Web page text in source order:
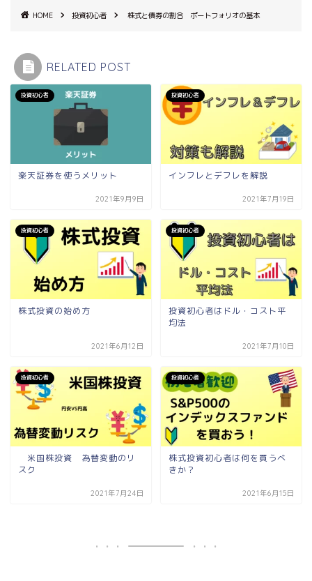
HOME 投資初心者 株式と債券の割合 ポートフォリオの基本
RELATED POST
投資初心者
楽天証券を使うメリット
2021年9月9日
投資初心者
インフレとデフレを解説
2021年7月19日
投資初心者
株式投資の始め方
2021年6月12日
投資初心者
投資初心者はドル・コスト平
均法
2021年7月10日
投資初心者
米国株投資 為替変動のリ
スク
2021年7月24日
投資初心者
株式投資初心者は何を買うべ
きか？
2021年6月15日